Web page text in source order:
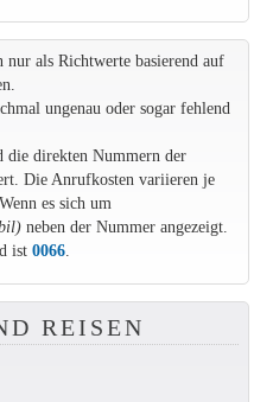
nur als Richtwerte basierend auf
ungenau oder sogar fehlend
die direkten Nummern der
Die Anrufkosten variieren je
es sich um
neben der Nummer angezeigt.
ist 0066.
REISEN